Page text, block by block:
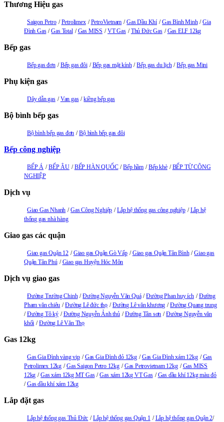
Thương Hiệu gas
Saigon Petro Petrolimex PetroVietnam Gas Dầu Khí Gas Bình Minh
Gia
Đình Gas
Gas Total Gas MISS VT Gas Thủ Đức Gas Gas ELF 12kg
Bếp gas
Bếp gas đơn Bếp gas đôi Bếp gas mặt kính Bếp gas du lịch Bếp gas Mini
Phụ kiện gas
Dây dẫn gas Van gas kiềng bếp gas
Bộ bình bếp gas
Bộ bình bếp gas đơn Bộ bình bếp gas đôi
Bếp công nghiệp
BẾP Á BẾP ÂU BẾP HÀN QUỐC Bếp hầm Bếp khè
BẾP TỪ CÔNG
NGHIỆP
Dịch vụ
Giao Gas Nhanh Gas Công Nghiệp Lắp hệ thống gas công nghiệp
Lắp hệ
thống gas nhà hàng
Giao gas các quận
Giao gas Quận 12 Giao gas Quận Gò Vấp Giao gas Quận Tân Bình
Giao gas
Quận Tân Phú
Giao gas Huyện Hóc Môn
Dịch vụ giao gas
Đường Trường Chinh Đường Nguyễn Văn Quá Đường Phan huy ích
Đường
Pham văn chiêu
Đường Lê đức thọ Đường Lê văn khương
Đường Quang trung
Đường Tô ký
Đường Nguyễn Ảnh thủ Đường Tân sơn
Đường Nguyễn văn
khối
Đường Lê Văn Thọ
Gas 12kg
Gas Gia Đình vàng vip Gas Gia Đình đỏ 12kg Gas Gia Đình xám 12kg
Gas
Petrolimex 12kg
Gas Saigon Petro 12kg Gas Petrovietnam 12kg
Gas MISS
12kg
Gas xám 12kg MT Gas Gas xám 12kg VT Gas
Gas dầu khí 12kg màu đỏ
Gas dầu khí xám 12kg
Lắp đặt gas
Lắp hệ thống gas Thủ Đức Lắp hệ thống gas Quận 1
Lắp hệ thống gas Quận 2